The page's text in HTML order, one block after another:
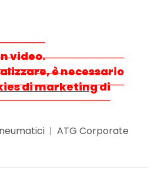
video.
è necessario
di marketingdi
ATG Corporate